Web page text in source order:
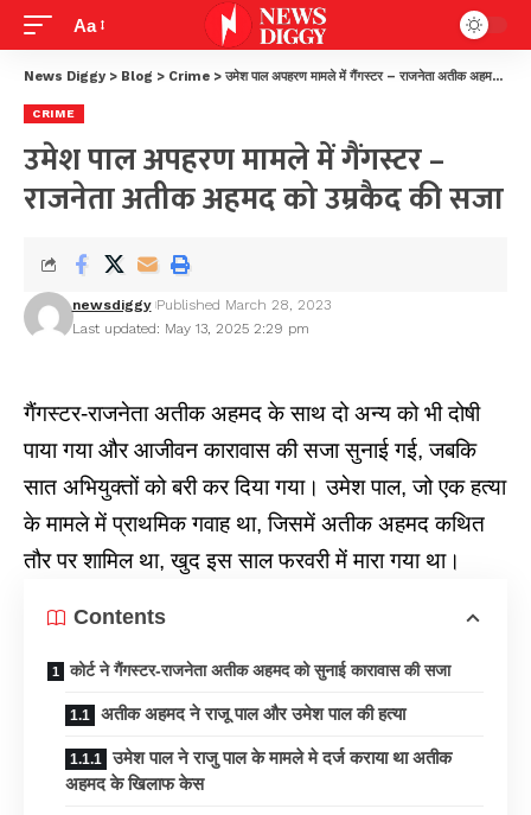
Aa
News Diggy > Blog > Crime > उमेश पाल अपहरण मामले में गैंगस्टर – राजनेता अतीक अहमद को उम्रकैद की सजा
CRIME
उमेश पाल अपहरण मामले में गैंगस्टर –
राजनेता अतीक अहमद को उम्रकैद की सजा
Last updated: May 13, 2025 2:29 pm
newsdiggy Published March 28, 2023
गैंगस्टर-राजनेता अतीक अहमद के साथ दो अन्य को भी दोषी
पाया गया और आजीवन कारावास की सजा सुनाई गई, जबकि
सात अभियुक्तों को बरी कर दिया गया। उमेश पाल, जो एक हत्या
के मामले में प्राथमिक गवाह था, जिसमें अतीक अहमद कथित
तौर पर शामिल था, खुद इस साल फरवरी में मारा गया था।
Contents
कोर्ट ने गैंगस्टर-राजनेता अतीक अहमद को सुनाई कारावास की सजा
अतीक अहमद ने राजू पाल और उमेश पाल की हत्या
उमेश पाल ने राजु पाल के मामले मे दर्ज कराया था अतीक
अहमद के खिलाफ केस